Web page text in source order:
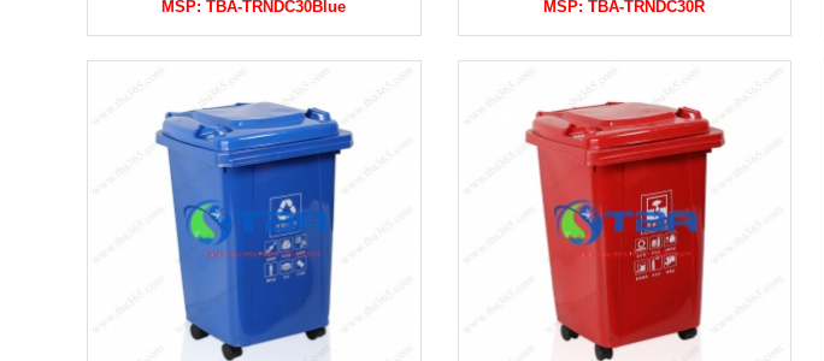
MSP:TBA-TRNDC30Blue MSP:TBA-TRNDC30R